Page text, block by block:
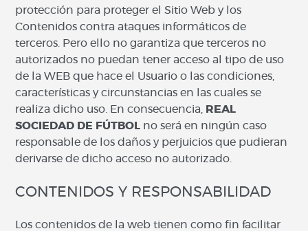
protección para proteger el Sitio Web y los
Contenidos contra ataques informáticos de
terceros. Pero ello no garantiza que terceros no
autorizados no puedan tener acceso al tipo de uso
de la WEB que hace el Usuario o las condiciones,
características y circunstancias en las cuales se
realiza dicho uso. En consecuencia, REAL
SOCIEDAD DE FÚTBOL no será en ningún caso
responsable de los daños y perjuicios que pudieran
derivarse de dicho acceso no autorizado.
CONTENIDOS Y RESPONSABILIDAD
Los contenidos de la web tienen como fin facilitar